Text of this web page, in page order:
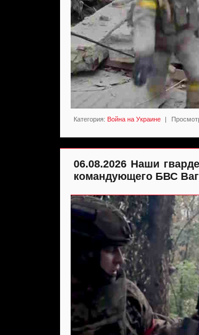
Категория: Война на Украине |
06.08.2026 Наши
командующего БВС